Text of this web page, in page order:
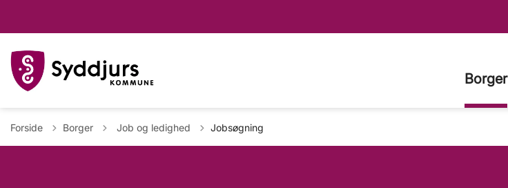
Borger
Forside Borger Tilbage til
Job og ledighed Jobsøgning